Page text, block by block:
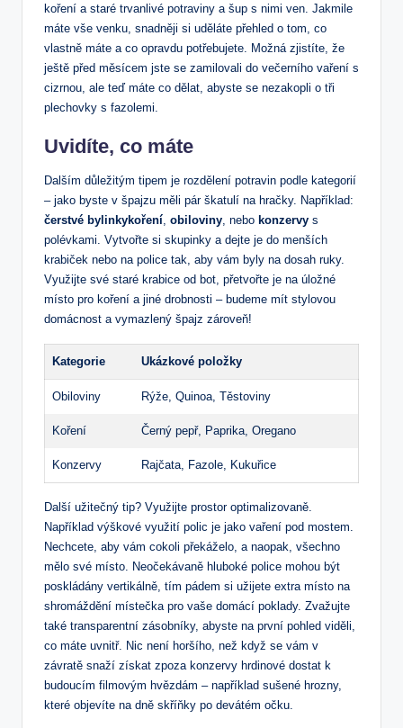
koření a staré trvanlivé potraviny a šup s nimi ven. Jakmile
máte vše venku, snadněji si uděláte přehled o tom, co
vlastně máte a co opravdu potřebujete. Možná zjistíte, že
ještě před měsícem jste se zamilovali do večerního vaření s
cizrnou, ale teď máte co dělat, abyste se nezakopli o tři
plechovky s fazolemi.
Uvidíte, co máte
Dalším důležitým tipem je rozdělení potravin podle kategorií
– jako byste v špajzu měli pár škatulí na hračky. Například:
čerstvé bylinkykoření, obiloviny, nebo konzervy s
polévkami. Vytvořte si skupinky a dejte je do menších
krabiček nebo na police tak, aby vám byly na dosah ruky.
Využijte své staré krabice od bot, přetvořte je na úložné
místo pro koření a jiné drobnosti – budeme mít stylovou
domácnost a vymazlený špajz zároveň!
Kategorie Ukázkové položky
Obiloviny Rýže, Quinoa, Těstoviny
Koření Černý pepř, Paprika, Oregano
Konzervy Rajčata, Fazole, Kukuřice
Další užitečný tip? Využijte prostor optimalizovaně.
Například výškové využití polic je jako vaření pod mostem.
Nechcete, aby vám cokoli překáželo, a naopak, všechno
mělo své místo. Neočekávaně hluboké police mohou být
poskládány vertikálně, tím pádem si užijete extra místo na
shromáždění místečka pro vaše domácí poklady. Zvažujte
také transparentní zásobníky, abyste na první pohled viděli,
co máte uvnitř. Nic není horšího, než když se vám v
závratě snaží získat zpoza konzervy hrdinové dostat k
budoucím filmovým hvězdám – například sušené hrozny,
které objevíte na dně skříňky po devátém očku.